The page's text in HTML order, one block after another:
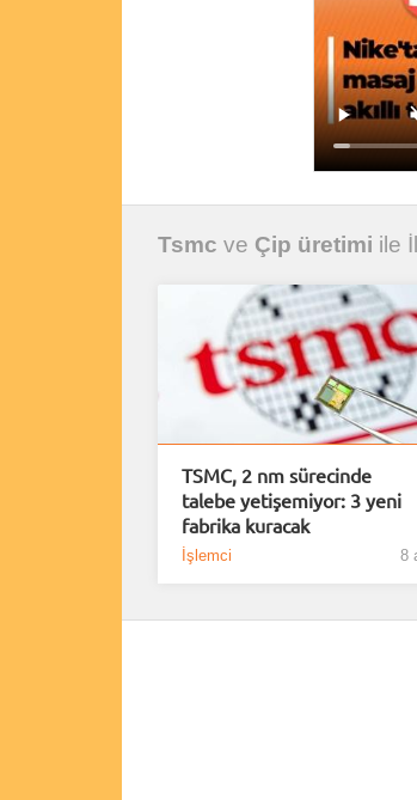
Tsmc ve Çip üretimi ile
TSMC, 2 nm sürecinde
talebe yetişemiyor: 3 yeni
fabrika kuracak
İşlemci 8